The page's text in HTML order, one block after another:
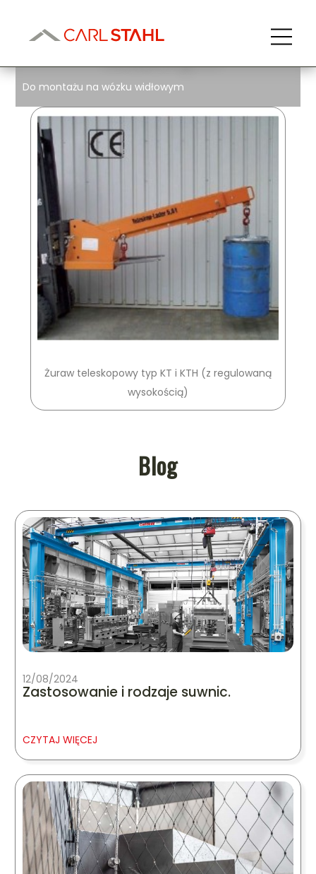
Do montażu na wózku
Do montażu na wózku widłowym
Żuraw teleskopowy typ KT i KTH (z regulowaną
wysokością)
Blog
12/08/2024
Zastosowanie i rodzaje suwnic.
CZYTAJ WIĘCEJ